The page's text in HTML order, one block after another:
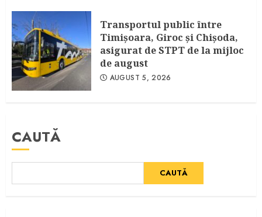
Transportul public între
Timişoara, Giroc şi Chişoda,
asigurat de STPT de la mijloc
de august
AUGUST 5, 2026
CAUTĂ
CAUTĂ